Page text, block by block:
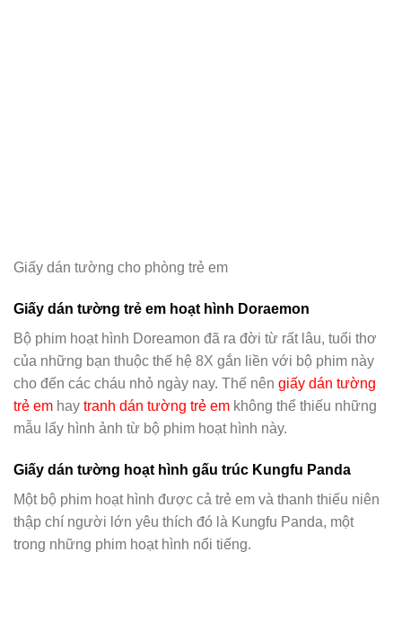
Giấy dán tường cho phòng trẻ em
Giấy dán tường trẻ em hoạt hình Doraemon
Bộ phim hoạt hình Doreamon đã ra đời từ rất lâu, tuổi thơ
của những bạn thuộc thế hệ 8X gắn liền với bộ phim này
cho đến các cháu nhỏ ngày nay. Thế nên giấy dán tường
trẻ em hay tranh dán tường trẻ em không thể thiếu những
mẫu lấy hình ảnh từ bộ phim hoạt hình này.
Giấy dán tường hoạt hình gấu trúc Kungfu Panda
Một bộ phim hoạt hình được cả trẻ em và thanh thiếu niên
thập chí người lớn yêu thích đó là Kungfu Panda, một
trong những phim hoạt hình nổi tiếng.